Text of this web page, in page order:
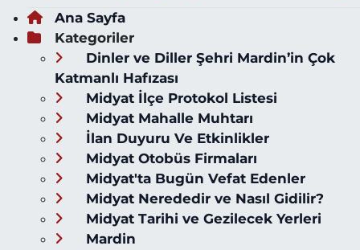
Ana Sayfa
Kategoriler
Dinler ve Diller Şehri Mardin’in Çok
Katmanlı Hafızası
Midyat İlçe Protokol Listesi
Midyat Mahalle Muhtarı
İlan Duyuru Ve Etkinlikler
Midyat Otobüs Firmaları
Midyat'ta Bugün Vefat Edenler
Midyat Nerededir ve Nasıl Gidilir?
Midyat Tarihi ve Gezilecek Yerleri
Mardin